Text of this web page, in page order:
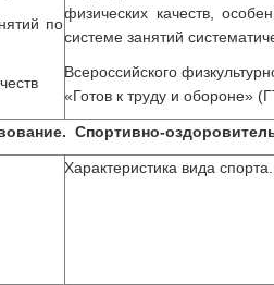
по
физических качеств,
системе занятий
Всероссийского
«Готов к труду и обороне»
Спортивно-
Характеристика вида